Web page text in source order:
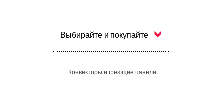
Выбирайте и покупайте
Конвекторы и греющие панели